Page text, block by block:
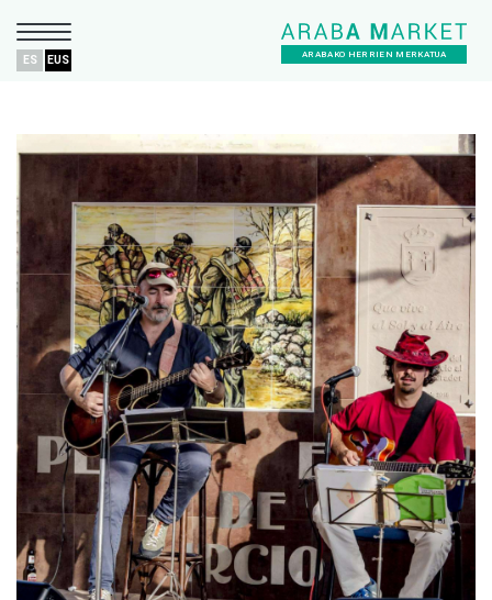
ARABAKO HERRIEN MERKATUA
ES EUS